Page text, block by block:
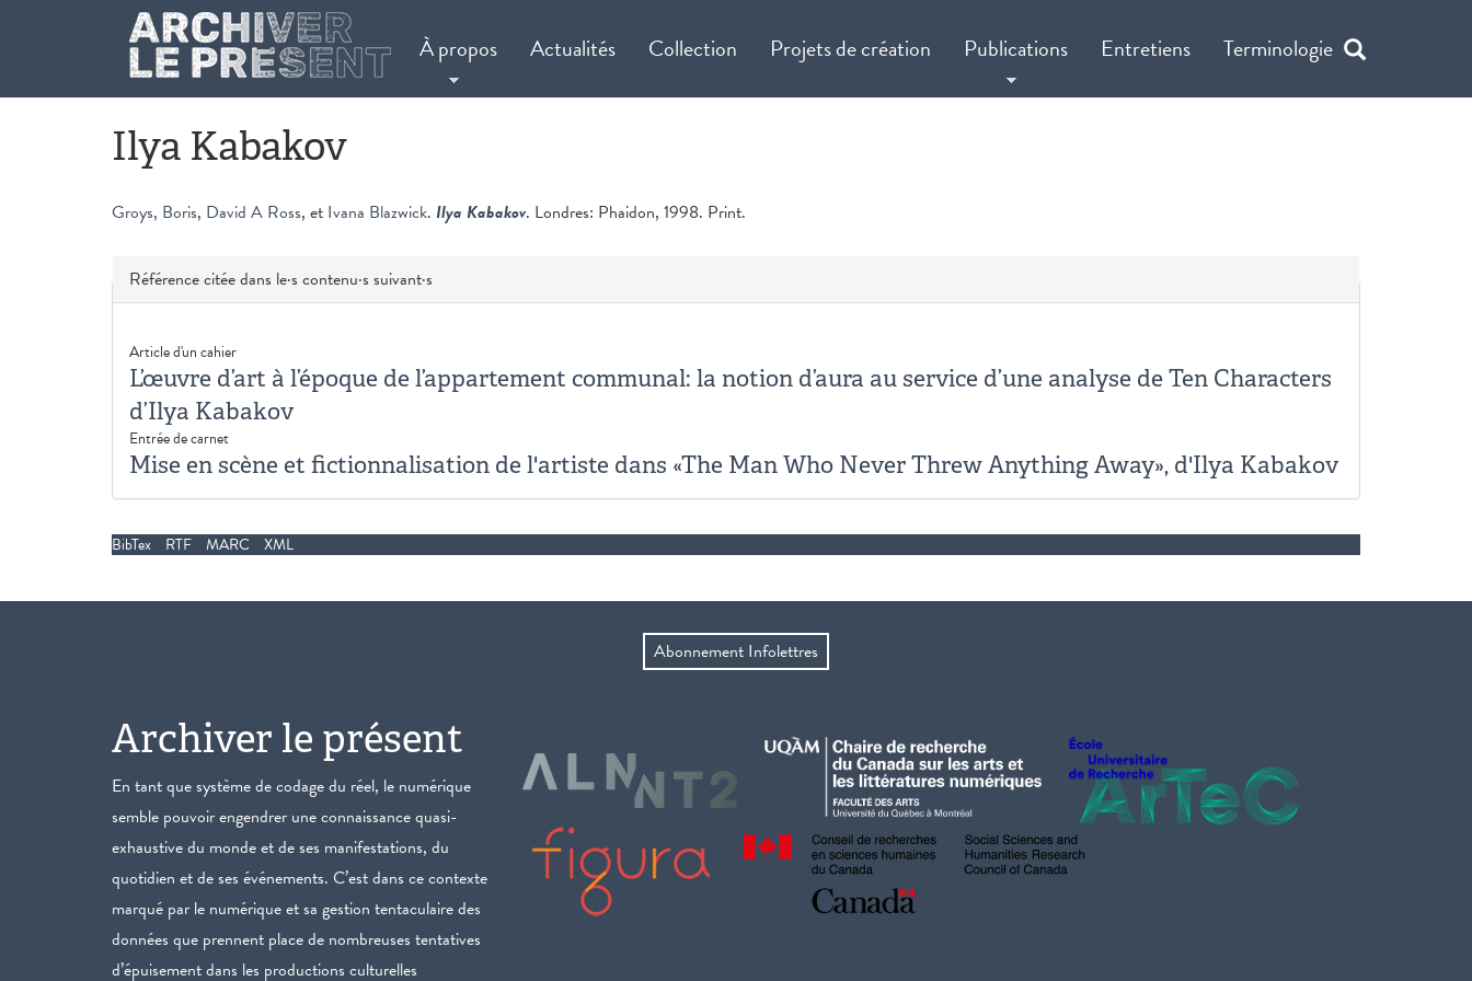
Aller au contenu principal
À propos Actualités Collection Projets de création Publications Entretiens Terminologie
Ilya Kabakov
Groys, Boris, David A Ross, et Ivana Blazwick. Ilya Kabakov. Londres: Phaidon, 1998. Print.
Masquer
Référence citée dans le·s contenu·s suivant·s
Article d'un cahier
L’œuvre d’art à l’époque de l’appartement communal: la notion d’aura au service d’une analyse de Ten Characters
d’Ilya Kabakov
Entrée de carnet
Mise en scène et fictionnalisation de l'artiste dans «The Man Who Never Threw Anything Away», d'Ilya Kabakov
BibTex RTF MARC XML
Abonnement Infolettres
Archiver le présent
En tant que système de codage du réel, le numérique
semble pouvoir engendrer une connaissance quasi-
exhaustive du monde et de ses manifestations, du
quotidien et de ses événements. C’est dans ce contexte
marqué par le numérique et sa gestion tentaculaire des
données que prennent place de nombreuses tentatives
d’épuisement dans les productions culturelles